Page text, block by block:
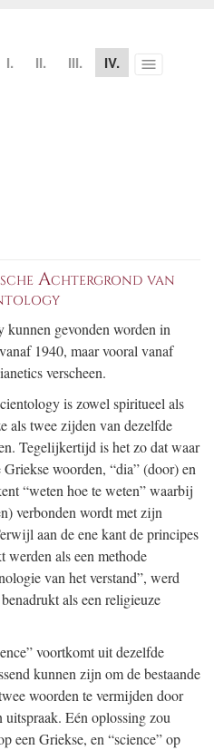
I. II. III. IV. Toggle
Achtergrond van
gevonden worden in
1940, maar vooral vanaf
verscheen.
is zowel spiritueel als
als twee zijden van dezelfde
Tegelijkertijd is het zo dat waar
woorden, “dia” (door) en
“weten hoe te weten” waarbij
verbonden wordt met zijn
aan de ene kant de principes
werden als een methode
van het verstand”, werd
als een religieuze
voortkomt uit dezelfde
kunnen zijn om de bestaande
woorden te vermijden door
Eén oplossing zou
een Griekse, en “science” op